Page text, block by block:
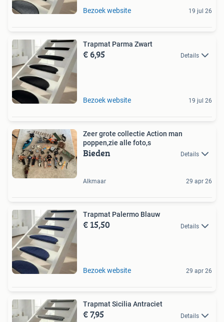
Bezoek website 19 jul 26
Trapmat Parma Zwart
€ 6,95 Details
Bezoek website 19 jul 26
Zeer grote collectie Action man
poppen,zie alle foto,s
Bieden Details
Alkmaar 29 apr 26
Trapmat Palermo Blauw
€ 15,50 Details
Bezoek website 29 apr 26
Trapmat Sicilia Antraciet
€ 7,95 Details